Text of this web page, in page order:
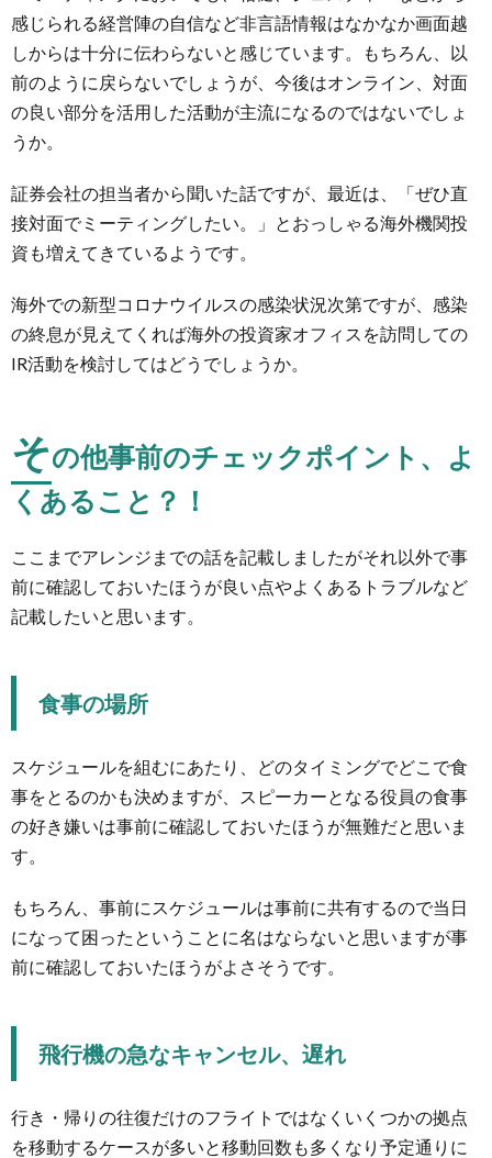
感じられる経営陣の自信など非言語情報はなかなか画面越
しからは十分に伝わらないと感じています。もちろん、以
前のように戻らないでしょうが、今後はオンライン、対面
の良い部分を活用した活動が主流になるのではないでしょ
うか。
証券会社の担当者から聞いた話ですが、最近は、「ぜひ直
接対面でミーティングしたい。」とおっしゃる海外機関投
資も増えてきているようです。
海外での新型コロナウイルスの感染状況次第ですが、感染
の終息が見えてくれば海外の投資家オフィスを訪問しての
IR活動を検討してはどうでしょうか。
その他事前のチェックポイント、よ
くあること？！
ここまでアレンジまでの話を記載しましたがそれ以外で事
前に確認しておいたほうが良い点やよくあるトラブルなど
記載したいと思います。
食事の場所
スケジュールを組むにあたり、どのタイミングでどこで食
事をとるのかも決めますが、スピーカーとなる役員の食事
の好き嫌いは事前に確認しておいたほうが無難だと思いま
す。
もちろん、事前にスケジュールは事前に共有するので当日
になって困ったということに名はならないと思いますが事
前に確認しておいたほうがよさそうです。
飛行機の急なキャンセル、遅れ
行き・帰りの往復だけのフライトではなくいくつかの拠点
を移動するケースが多いと移動回数も多くなり予定通りに